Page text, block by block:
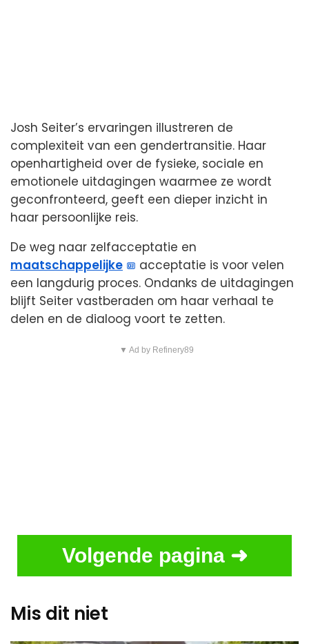
Josh Seiter’s ervaringen illustreren de
complexiteit van een gendertransitie. Haar
openhartigheid over de fysieke, sociale en
emotionele uitdagingen waarmee ze wordt
geconfronteerd, geeft een dieper inzicht in
haar persoonlijke reis.
De weg naar zelfacceptatie en
maatschappelijke
acceptatie is voor velen
een langdurig proces. Ondanks de uitdagingen
blijft Seiter vastberaden om haar verhaal te
delen en de dialoog voort te zetten.
▼ Ad by Refinery89
Volgende pagina ➜
Mis dit niet